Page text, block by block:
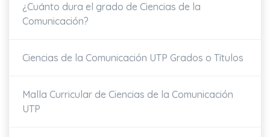
¿Cuánto dura el grado de Ciencias de la
Comunicación?
Ciencias de la Comunicación UTP Grados o Títulos
Malla Curricular de Ciencias de la Comunicación
UTP